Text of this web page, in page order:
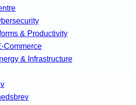
& Productivity
Commerce
& Infrastructure